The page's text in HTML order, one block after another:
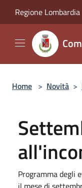
Regione Lombardia
Home > Novità >
Programma degli